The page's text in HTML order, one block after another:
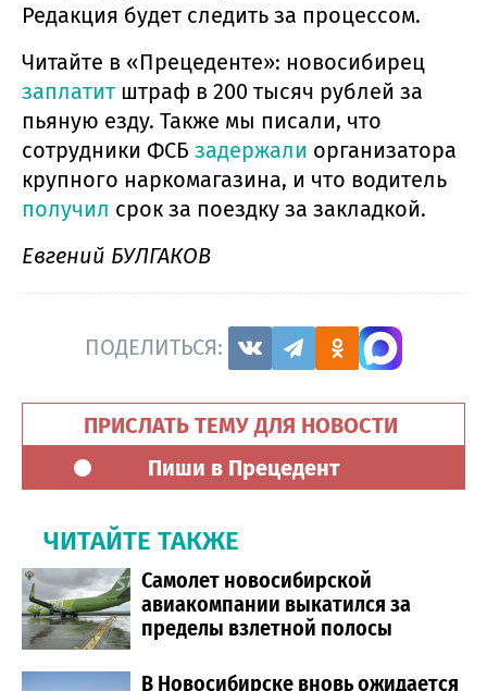
Редакция будет следить за процессом.
Читайте в «Прецеденте»: новосибирец
заплатит штраф в 200 тысяч рублей за
пьяную езду. Также мы писали, что
сотрудники ФСБ задержали организатора
крупного наркомагазина, и что водитель
получил срок за поездку за закладкой.
Евгений БУЛГАКОВ
ПОДЕЛИТЬСЯ:
ПРИСЛАТЬ ТЕМУ ДЛЯ НОВОСТИ
Пиши в Прецедент
ЧИТАЙТЕ ТАКЖЕ
Самолет новосибирской
авиакомпании выкатился за
пределы взлетной полосы
В Новосибирске вновь ожидается